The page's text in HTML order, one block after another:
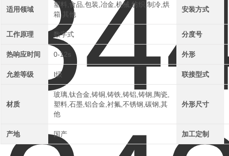
适用领域
塑料,食品,包装,冶金,机械,纺织,制冷,烘
箱,其他
安装方式
工作原理 数字式 分度号
热响应时间 0-12s 外形
允差等级 Ⅰ级 联接型式
材质
玻璃,钛合金,铸铜,铸铁,铸铝,铸钢,陶瓷,
塑料,石墨,铝合金,衬氟,不锈钢,碳钢,其
他
外形尺寸
产地 国产 加工定制